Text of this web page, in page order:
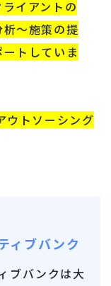
イアントの
析～施策の提
トしていま
ウトソーシング
ィブバンク
ブバンクは大